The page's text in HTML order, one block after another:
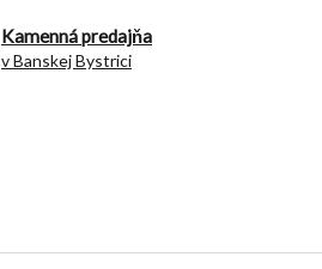
Kamenná predajňa
v Banskej Bystrici